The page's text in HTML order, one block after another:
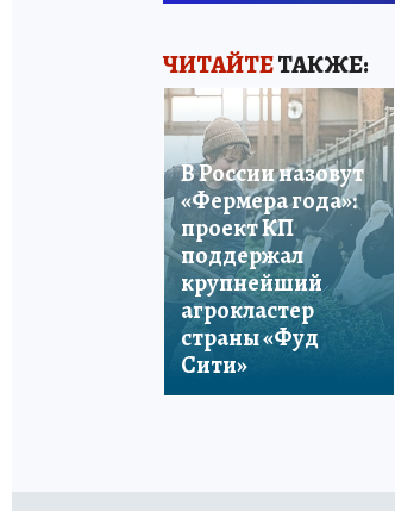
ЧИТАЙТЕТАКЖЕ:
В России назовут
«Фермера года»:
проект КП
поддержал
крупнейший
агрокластер
страны «Фуд
Сити»